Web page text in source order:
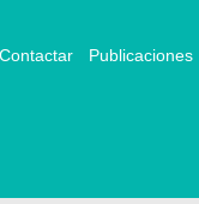
Contactar Publicaciones